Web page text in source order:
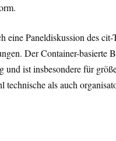
eine Paneldiskussion des cit-
Der Container-basierte
ist insbesondere für
als auch